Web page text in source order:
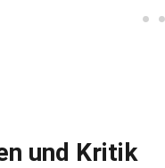
und Kritik